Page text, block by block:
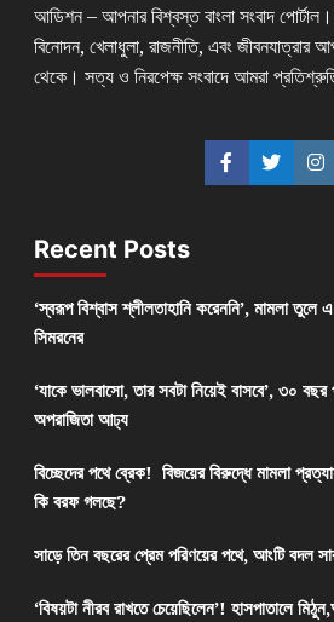
আডিশন – আপনার বিশ্বস্ত বাংলা সংবাদ
বিনোদন, খেলাধুলা, রাজনীতি, এবং জীবনযাত্রার
থেকে। সত্য ও নিরপেক্ষ সংবাদে আমরা
Recent Posts
‘স্বরূপ বিশ্বাস শ্লীলতাহানি করেননি’, মামলা তুলে এ
সিমরনের
‘যাকে ভালবাসো, তার সবটা নিয়েই বাসবে’, ৩০
অপরাজিতা আঢ্য
বিচ্ছেদের পথে ব্রেক! বিজয়ের বিরুদ্ধে মামলা
কি বরফ গলছে?
সাড়ে তিন বছরের প্রেম পরিণয়ের পথে, আংটি বদল
‘বিষয়টা নীরব রাখতে চেয়েছিলেন’! হাসপাতালে